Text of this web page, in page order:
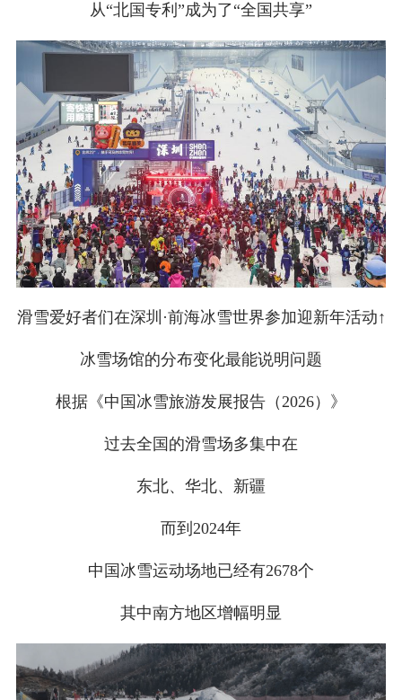
从“北国专利”成为了“全国共享”
滑雪爱好者们在深圳·前海冰雪世界参加迎新年活动↑
冰雪场馆的分布变化最能说明问题
根据《中国冰雪旅游发展报告（2026）》
过去全国的滑雪场多集中在
东北、华北、新疆
而到2024年
中国冰雪运动场地已经有2678个
其中南方地区增幅明显